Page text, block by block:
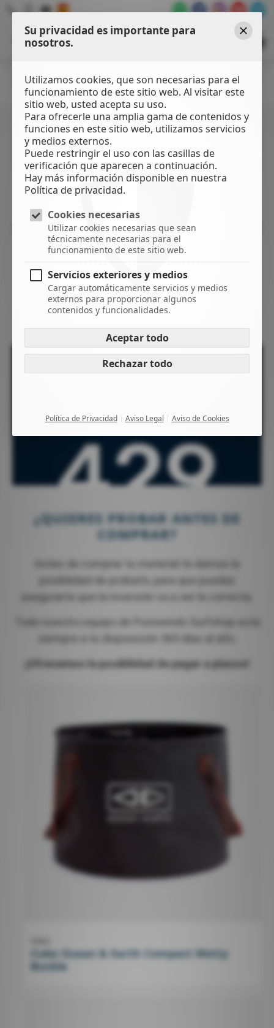
WATER
SPORTS
Filtros
ACCESORIOS
Mochila
SIN IMPUESTOS EN
POZOWINDS
ENVÍA TU COMPRA
¡Si estás en Gran Canaria, ahórrate los
atascos, te mandamos la compra GRATIS
a casa!*
*Para compras de materialNUEVO
los 99 €, entre lasIslas Canarias.
¡Consulta tu envío a península con nosotros!
¿QUIERES PROBAR ANTES DE
COMPRAR?
Antes de comprar tu material te damos la
posibilidad de probarlo, para que puedas
asegurarte que la inversión va a ser la correcta.
Todo nuestro equipo de Pozowinds Surfshop está
siempre a tu disposición 365 días al año.
¡Ofrecemos la posibilidad de pagar a plazos!
Cubo Ocean & Earth Compact Wetty
Buckle
Cerrar
Su privacidad es importante para
nosotros.
Utilizamos cookies, que son necesarias para el
funcionamiento de este sitio web. Al visitar este
sitio web, usted acepta su uso.
Para ofrecerle una amplia gama de contenidos y
funciones en este sitio web, utilizamos servicios
y medios externos.
Puede restringir el uso con las casillas de
verificación que aparecen a continuación.
Hay más información disponible en nuestra
Política de privacidad.
Cookies necesarias
Utilizar cookies necesarias que sean
técnicamente necesarias para el
funcionamiento de este sitio web.
Servicios exteriores y medios
Cargar automáticamente servicios y medios
externos para proporcionar algunos
contenidos y funcionalidades.
Aceptar todo
Rechazar todo
Política de Privacidad Aviso Legal Aviso de Cookies